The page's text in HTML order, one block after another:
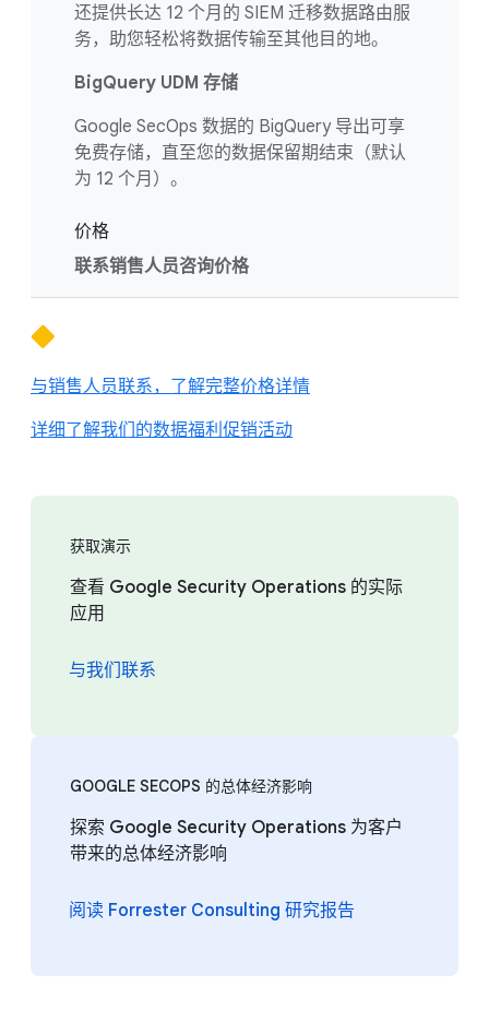
还提供长达 12 个月的 SIEM 迁移数据路由服
务，助您轻松将数据传输至其他目的地。
BigQuery UDM 存储
Google SecOps 数据的 BigQuery 导出可享
免费存储，直至您的数据保留期结束（默认
为 12 个月）。
价格
联系销售人员咨询价格
与销售人员联系，了解完整价格详情
详细了解我们的数据福利促销活动
获取演示
查看 Google Security Operations 的实际
应用
与我们联系
GOOGLE SECOPS 的总体经济影响
探索 Google Security Operations 为客户
带来的总体经济影响
阅读 Forrester Consulting 研究报告